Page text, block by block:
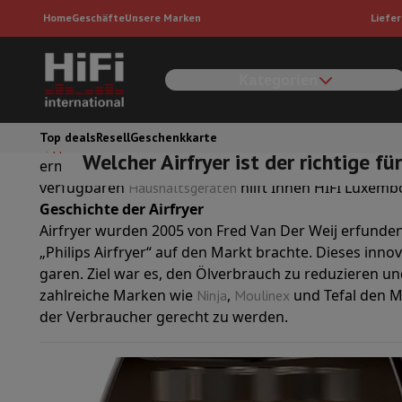
HomeGeschäfteUnsere Marken
Haushaltgroßgeräte
Waschmaschine
WäschetrocknerWäschetrockner
Spülmaschinen Spülmaschinen
KühlschränkeKühlschränkeAmerikanische Kühlschränke
Gefrierschränke Gefrierschränke
HerdeHerdeElektrische Kocher
Weinlagerung Weinklimaschränke für Alterung
ÖfenBacköfen frei stehend
MikrowelleMikrowelle
Staubsaugenallen Staubsaugern Schlittenstaubsauger
Reinigen HochdruckreinigerFensterputzer Mähroboter
KlimaanlageMobile KlimaanlageLuftreinigerVentilator
Einbaugeräte
Top dealsResellGeschenkkarte
Welcher Airfryer ist der richtige
Home
Heißluftfritteusen, auch Airfryer genannt, haben
ermöglichen es, knusprige Gerichte mit wenig oder
verfügbaren Haushaltsgeräten hilft Ihnen HIFI
Geschichte der Airfryer
Airfryer wurden 2005 von Fred Van Der Weij
„Philips Airfryer“ auf den Markt brachte. Dieses
garen. Ziel war es, den Ölverbrauch zu reduzieren
zahlreiche Marken wie Ninja, Moulinex und Tefal den
der Verbraucher gerecht zu werden.